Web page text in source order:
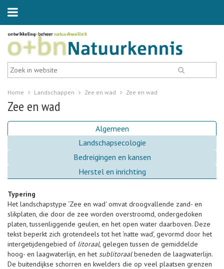
Home Landschappen Zee en wad Zee en wad
Zee en wad
Algemeen
Landschapsecologie
Bedreigingen en kansen
Herstel en inrichting
Typering
Het landschapstype ‘Zee en wad' omvat droogvallende zand- en
slikplaten, die door de zee worden overstroomd, ondergedoken
platen, tussenliggende geulen, en het open water daarboven. Deze
tekst beperkt zich grotendeels tot het ‘natte wad', gevormd door het
intergetijdengebied of litoraal, gelegen tussen de gemiddelde
hoog- en laagwaterlijn, en het sublitoraalbeneden de laagwaterlijn.
De buitendijkse schorren en kwelders die op veel plaatsen grenzen